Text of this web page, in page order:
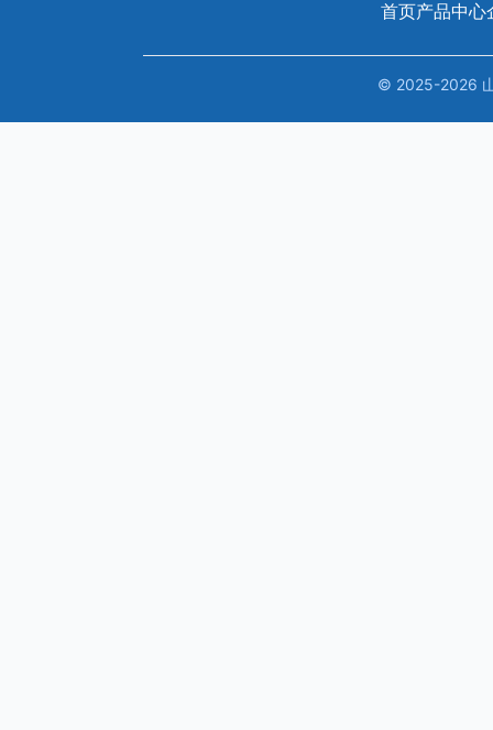
首页产品中心
© 2025-2026